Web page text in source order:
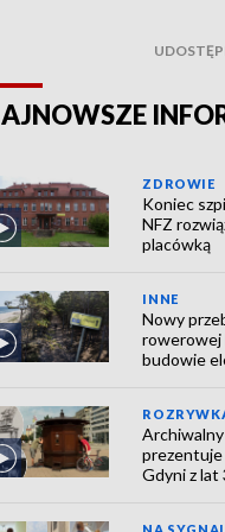
ZDROWIE
Koniec
NFZ
placówką
INNE
Nowy
rowerowej
budowie
prezentuje
Gdyni z lat